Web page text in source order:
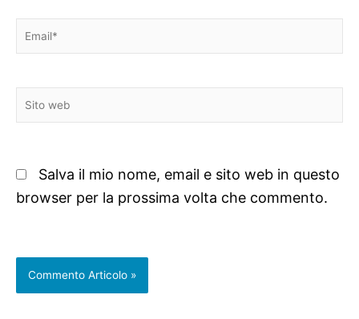
Email*
Sito
web
Salva il mio nome, email e sito web in questo
browser per la prossima volta che commento.